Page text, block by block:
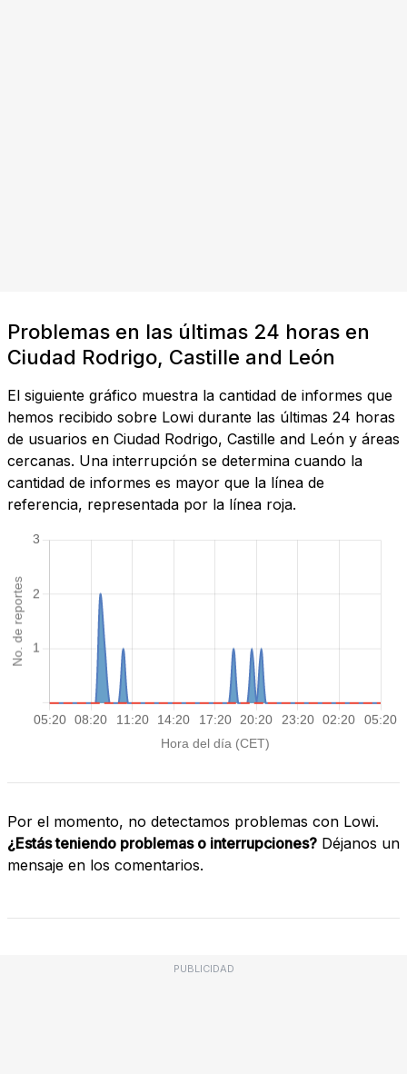
Problemas en las últimas 24 horas en
Ciudad Rodrigo, Castille and León
El siguiente gráfico muestra la cantidad de informes que
hemos recibido sobre Lowi durante las últimas 24 horas
de usuarios en Ciudad Rodrigo, Castille and León y áreas
cercanas. Una interrupción se determina cuando la
cantidad de informes es mayor que la línea de
referencia, representada por la línea roja.
Por el momento, no detectamos problemas con Lowi.
¿Estás teniendo problemas o interrupciones? Déjanos un
mensaje en los comentarios.
PUBLICIDAD